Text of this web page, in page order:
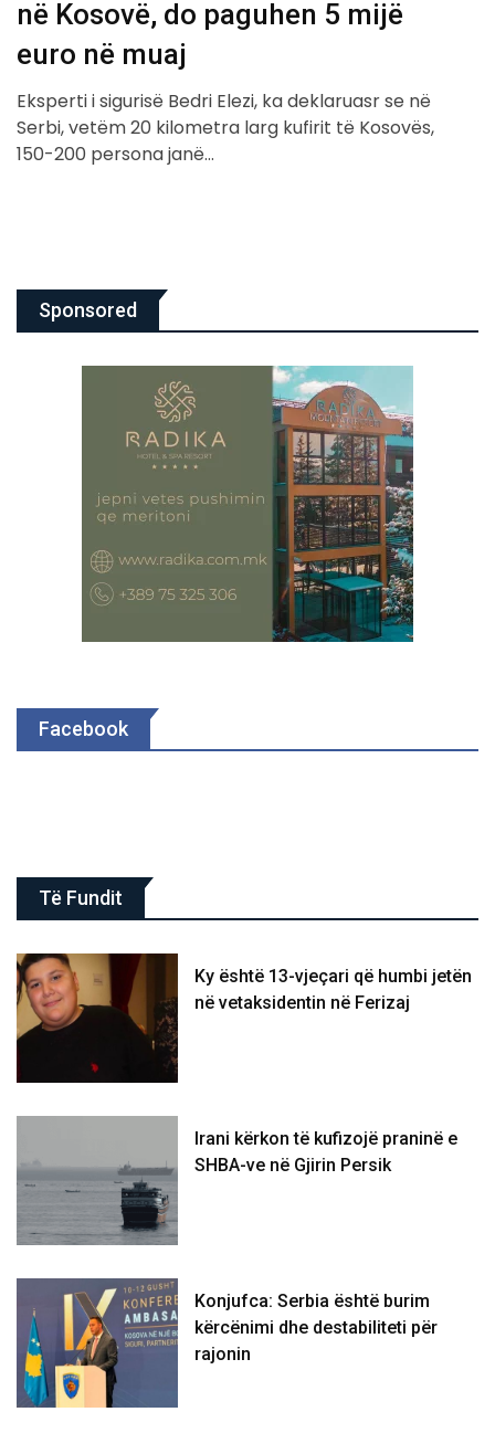
në Kosovë, do paguhen 5 mijë
euro në muaj
Eksperti i sigurisë Bedri Elezi, ka deklaruasr se në
Serbi, vetëm 20 kilometra larg kufirit të Kosovës,
150-200 persona janë…
Sponsored
Facebook
Të Fundit
Ky është 13-vjeçari që humbi jetën
në vetaksidentin në Ferizaj
Irani kërkon të kufizojë praninë e
SHBA-ve në Gjirin Persik
Konjufca: Serbia është burim
kërcënimi dhe destabiliteti për
rajonin